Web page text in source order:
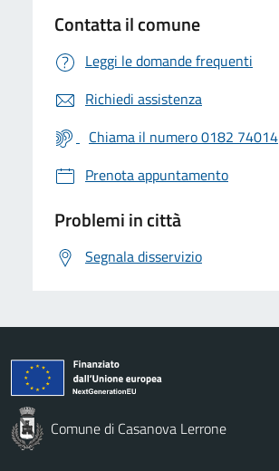
Contatta il comune
Leggi le domande frequenti
Richiedi assistenza
Chiama il numero 0182 74014
Prenota appuntamento
Problemi in città
Segnala disservizio
Comune di Casanova Lerrone